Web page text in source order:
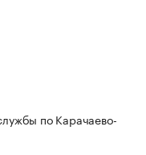
по Карачаево-